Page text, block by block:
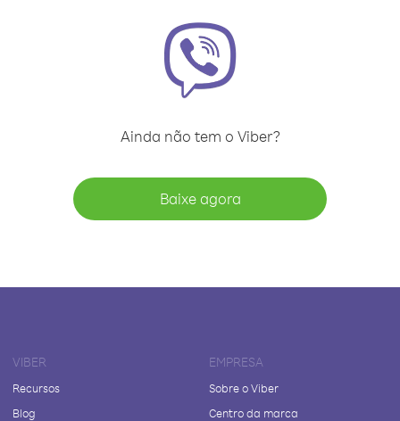
Ainda não tem o Viber?
Baixe agora
VIBER
Recursos
Blog
EMPRESA
Sobre o Viber
Centro da marca